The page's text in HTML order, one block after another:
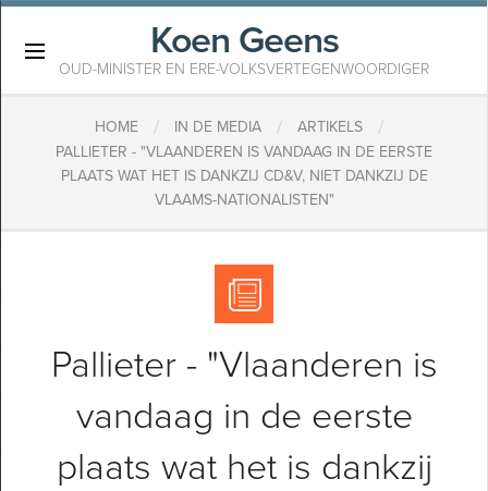
Koen Geens
OUD-MINISTER EN ERE-VOLKSVERTEGENWOORDIGER
HOME / IN DE MEDIA / ARTIKELS /
PALLIETER - "VLAANDEREN IS VANDAAG IN DE EERSTE
PLAATS WAT HET IS DANKZIJ CD&V, NIET DANKZIJ DE
VLAAMS-NATIONALISTEN"
Pallieter - "Vlaanderen is
vandaag in de eerste
plaats wat het is dankzij